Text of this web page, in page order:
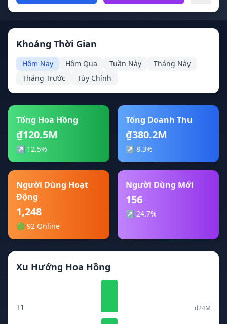
Khoảng Thời Gian
Hôm Nay Hôm Qua Tuần Này
Tháng Này
Tháng Trước
Tùy Chỉnh
Tổng Hoa Hồng
₫120.5M
↗ 12.5%
Tổng Doanh Thu
₫380.2M
↗ 8.3%
Người Dùng Hoạt
Động
1,248
🟢 92 Online
Người Dùng Mới
156
↗ 24.7%
Xu Hướng Hoa Hồng
T1 ₫24M